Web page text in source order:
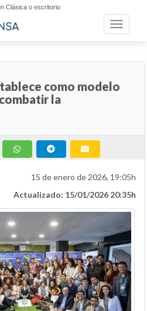
Clásica o escritorio
Toggle
como modelo
la
15 de enero de 2026, 19:05h
Actualizado: 15/01/2026 20:35h